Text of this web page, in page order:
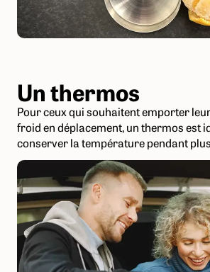
Un thermos
Pour ceux qui souhaitent emporter
froid en déplacement, un thermos est
conserver la température pendant